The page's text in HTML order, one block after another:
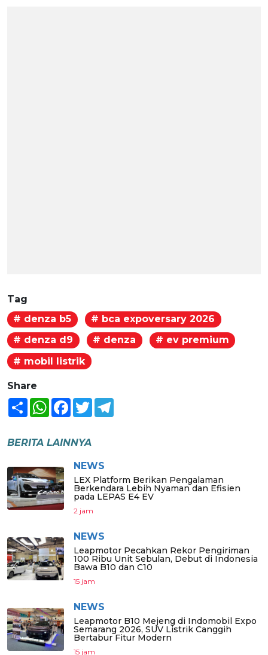
Tag
# denza b5
# bca expoversary 2026
# denza d9
# denza
# ev premium
# mobil listrik
Share
Share WhatsAppFacebook
Twitter
BERITA LAINNYA
NEWS
LEX Platform Berikan Pengalaman
Berkendara Lebih Nyaman dan Efisien
pada LEPAS E4 EV
2 jam
NEWS
Leapmotor Pecahkan Rekor Pengiriman
100 Ribu Unit Sebulan, Debut di Indonesia
Bawa B10 dan C10
15 jam
NEWS
Leapmotor B10 Mejeng di Indomobil Expo
Semarang 2026, SUV Listrik Canggih
Bertabur Fitur Modern
15 jam